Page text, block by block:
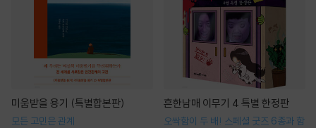
미움받을 용기 (특별합본판)
모든 고민은 관계
흔한남매 이무기 4 특별 한정판
오싹함이 두 배! 스페셜 굿즈 6종과 함